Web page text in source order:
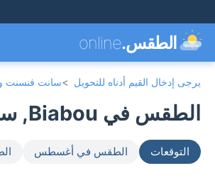
الطقس.online
يرجى إدخال القيم أدناه للتحويل >سانت فنسنت
الطقس في Biabou, سانت فنسنت وغرنادين 🇻🇨
التوقعات الطقس في أغسطس